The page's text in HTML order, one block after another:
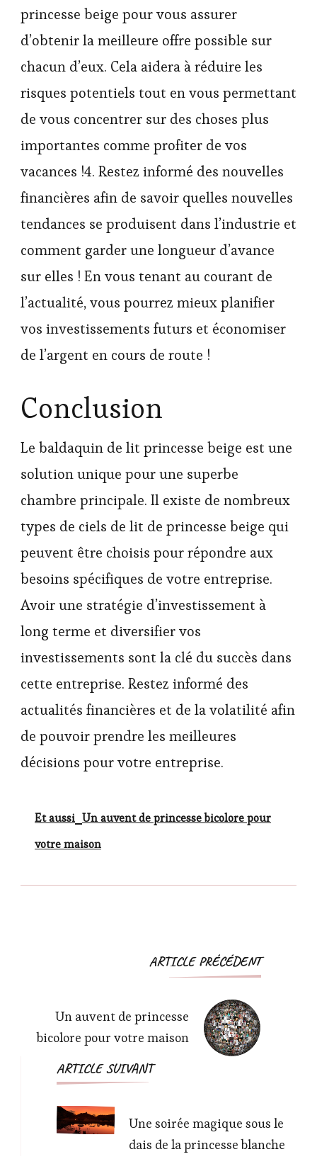
princesse beige pour vous assurer
d’obtenir la meilleure offre possible sur
chacun d’eux. Cela aidera à réduire les
risques potentiels tout en vous permettant
de vous concentrer sur des choses plus
importantes comme profiter de vos
vacances !4. Restez informé des nouvelles
financières afin de savoir quelles nouvelles
tendances se produisent dans l’industrie et
comment garder une longueur d’avance
sur elles ! En vous tenant au courant de
l’actualité, vous pourrez mieux planifier
vos investissements futurs et économiser
de l’argent en cours de route !
Conclusion
Le baldaquin de lit princesse beige est une
solution unique pour une superbe
chambre principale. Il existe de nombreux
types de ciels de lit de princesse beige qui
peuvent être choisis pour répondre aux
besoins spécifiques de votre entreprise.
Avoir une stratégie d’investissement à
long terme et diversifier vos
investissements sont la clé du succès dans
cette entreprise. Restez informé des
actualités financières et de la volatilité afin
de pouvoir prendre les meilleures
décisions pour votre entreprise.
Et aussi Un auvent de princesse bicolore pour
votre maison
Navigation
ARTICLE PRÉCÉDENT
Un auvent de princesse
bicolore pour votre maison
ARTICLE SUIVANT
Une soirée magique sous le
dais de la princesse blanche